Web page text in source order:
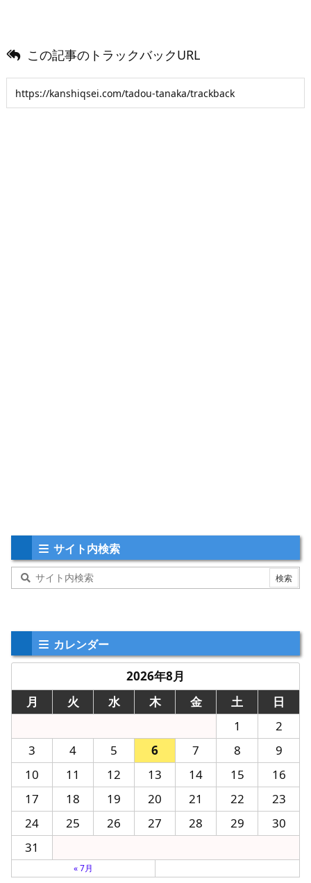
この記事のトラックバックURL
サイト内検索
カレンダー
2026年8月
月
火 水 木 金 土
日
1
2
3
4 5 6 7 8
9
10
11 12 13 14 15
16
17
18 19 20 21 22
23
24
25 26 27 28 29
30
31
« 7月